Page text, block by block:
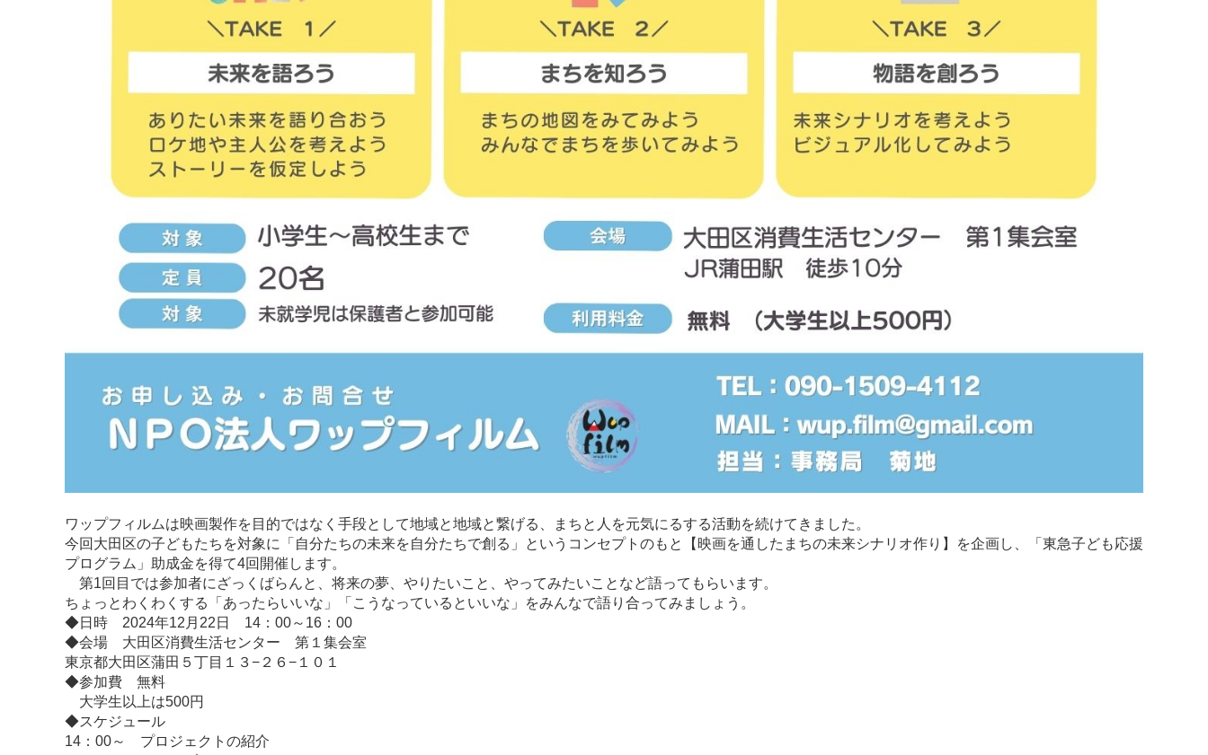
ワップフィルムは映画製作を目的ではなく手段として地域と地域と繋げる、まちと人を元気にるする活動を続けてきました。
今回大田区の子どもたちを対象に「自分たちの未来を自分たちで創る」というコンセプトのもと【映画を通したまちの未来シナリオ作り】を企画し、「東急子ども応援
プログラム」助成金を得て4回開催します。
第1回目では参加者にざっくばらんと、将来の夢、やりたいこと、やってみたいことなど語ってもらいます。
ちょっとわくわくする「あったらいいな」「こうなっているといいな」をみんなで語り合ってみましょう。
◆日時 2024年12月22日 14：00～16：00
◆会場 大田区消費生活センター 第１集会室
東京都大田区蒲田５丁目１３−２６−１０１
◆参加費 無料
大学生以上は500円
◆スケジュール
14：00～ プロジェクトの紹介